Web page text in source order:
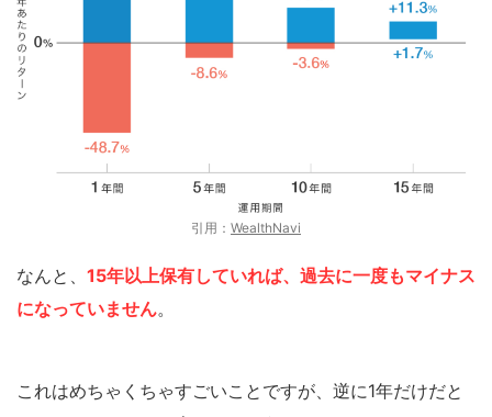
引用： WealthNavi
なんと、 15年以上保有していれば、過去に一度もマイナス
になっていません。
これはめちゃくちゃすごいことですが、逆に1年だけだと